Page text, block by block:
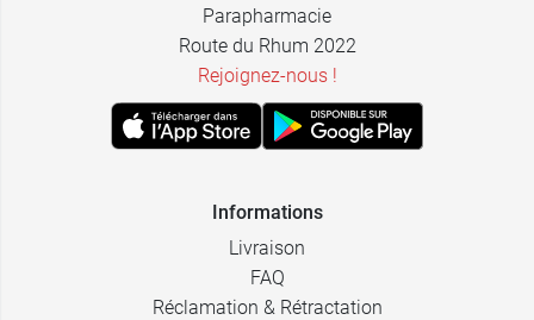
Parapharmacie
Route du Rhum 2022
Rejoignez-nous !
Informations
Livraison
FAQ
Réclamation & Rétractation